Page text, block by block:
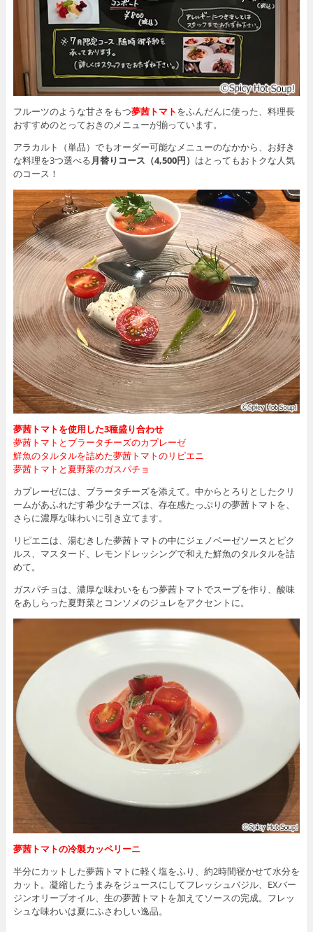
フルーツのような甘さをもつ夢茜トマトをふんだんに使った、料理長
おすすめのとっておきのメニューが揃っています。
アラカルト（単品）でもオーダー可能なメニューのなかから、お好き
な料理を3つ選べる月替りコース（4,500円） はとってもおトクな人気
のコース！
夢茜トマトを使用した3種盛り合わせ
夢茜トマトとブラータチーズのカプレーゼ
鮮魚のタルタルを詰めた夢茜トマトのリピエニ
夢茜トマトと夏野菜のガスパチョ
カプレーゼには、ブラータチーズを添えて。中からとろりとしたクリ
ームがあふれだす希少なチーズは、存在感たっぷりの夢茜トマトを、
さらに濃厚な味わいに引き立てます。
リピエニは、湯むきした夢茜トマトの中にジェノベーゼソースとピク
ルス、マスタード、レモンドレッシングで和えた鮮魚のタルタルを詰
めて。
ガスパチョは、濃厚な味わいをもつ夢茜トマトでスープを作り、酸味
をあしらった夏野菜とコンソメのジュレをアクセントに。
夢茜トマトの冷製カッペリーニ
半分にカットした夢茜トマトに軽く塩をふり、約2時間寝かせて水分を
カット。凝縮したうまみをジュースにしてフレッシュバジル、EXバー
ジンオリーブオイル、生の夢茜トマトを加えてソースの完成。フレッ
シュな味わいは夏にふさわしい逸品。